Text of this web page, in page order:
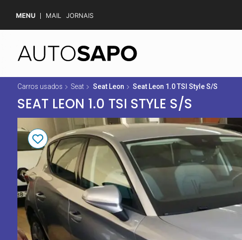
MENU MAIL JORNAIS
Carros usados Seat Seat Leon Seat Leon 1.0 TSI Style S/S
SEAT LEON 1.0 TSI STYLE S/S